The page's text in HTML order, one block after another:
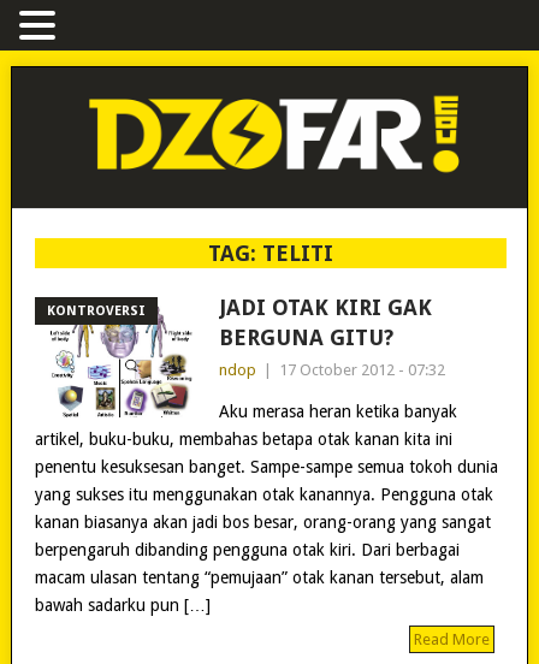
TAG: TELITI
KONTROVERSI
JADI OTAK KIRI GAK
BERGUNA GITU?
ndop 17 October 2012 - 07:32
Aku merasa heran ketika banyak
artikel, buku-buku, membahas betapa otak kanan kita ini
penentu kesuksesan banget. Sampe-sampe semua tokoh dunia
yang sukses itu menggunakan otak kanannya. Pengguna otak
kanan biasanya akan jadi bos besar, orang-orang yang sangat
berpengaruh dibanding pengguna otak kiri. Dari berbagai
macam ulasan tentang “pemujaan” otak kanan tersebut, alam
bawah sadarku pun […]
Read More